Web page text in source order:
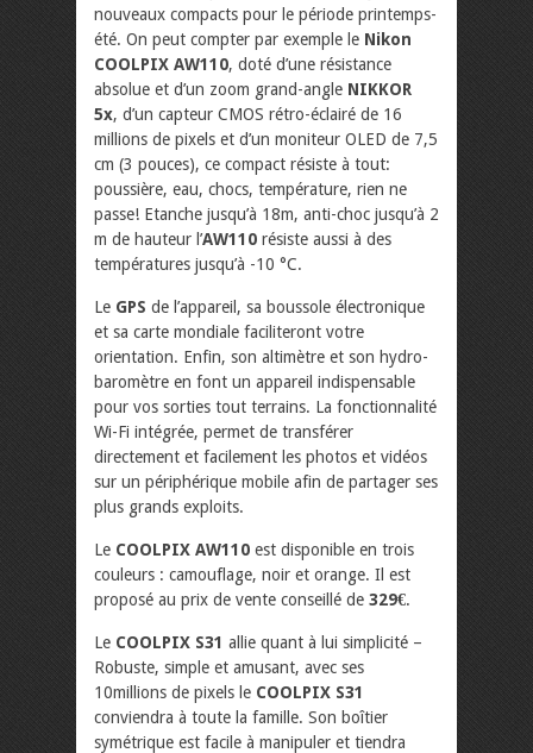
nouveaux compacts pour le période printemps-
été. On peut compter par exemple le Nikon
COOLPIX AW110, doté d’une résistance
absolue et d’un zoom grand-angle NIKKOR
5x, d’un capteur CMOS rétro-éclairé de 16
millions de pixels et d’un moniteur OLED de 7,5
cm (3 pouces), ce compact résiste à tout:
poussière, eau, chocs, température, rien ne
passe! Etanche jusqu’à 18m, anti-choc jusqu’à 2
m de hauteur l’AW110 résiste aussi à des
températures jusqu’à -10 °C.
Le GPS de l’appareil, sa boussole électronique
et sa carte mondiale faciliteront votre
orientation. Enfin, son altimètre et son hydro-
baromètre en font un appareil indispensable
pour vos sorties tout terrains. La fonctionnalité
Wi-Fi intégrée, permet de transférer
directement et facilement les photos et vidéos
sur un périphérique mobile afin de partager ses
plus grands exploits.
Le COOLPIX AW110 est disponible en trois
couleurs : camouflage, noir et orange. Il est
proposé au prix de vente conseillé de 329€.
Le COOLPIX S31 allie quant à lui simplicité –
Robuste, simple et amusant, avec ses
10millions de pixels le COOLPIX S31
conviendra à toute la famille. Son boîtier
symétrique est facile à manipuler et tiendra